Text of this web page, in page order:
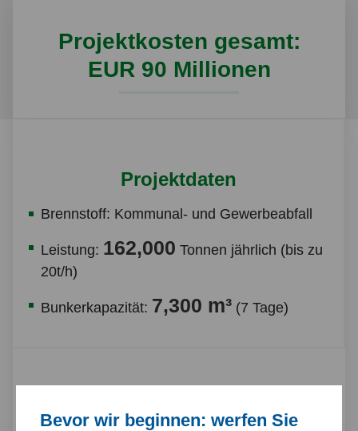
Projektkosten gesamt:
EUR 90 Millionen
Projektdaten
Brennstoff: Kommunal- und Gewerbeabfall
Leistung: 162,000 Tonnen jährlich (bis zu
20t/h)
Bunkerkapazität: 7,300 m³ (7 Tage)
Betriebsdaten
Bevor wir beginnen: werfen Sie